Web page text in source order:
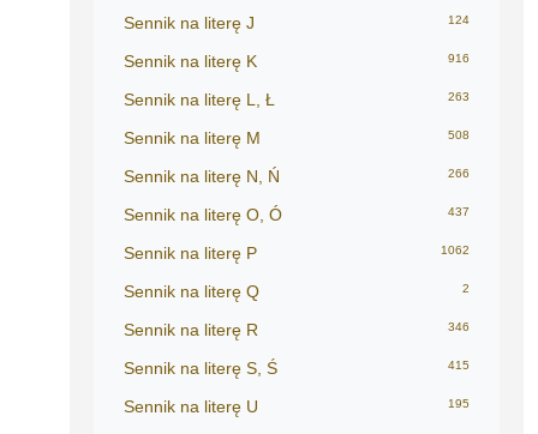
Sennik na literę J 124
Sennik na literę K 916
Sennik na literę L, Ł 263
Sennik na literę M 508
Sennik na literę N, Ń 266
Sennik na literę O, Ó 437
Sennik na literę P 1062
Sennik na literę Q 2
Sennik na literę R 346
Sennik na literę S, Ś 415
Sennik na literę U 195